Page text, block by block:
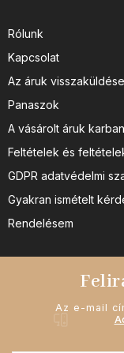
Rólunk
Kapcsolat
Az áruk visszaküldése
Panaszok
A vásárolt áruk
Feltételek és
GDPR adatvédelmi
Gyakran ismételt
Rendelésem
Az e-mail